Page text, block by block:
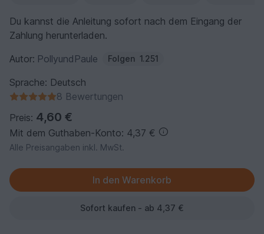
Du kannst die Anleitung sofort nach dem Eingang der
Zahlung herunterladen.
Autor: PollyundPaule Folgen 1.251
Sprache: Deutsch
8 Bewertungen
Preis: 4,60 €
Mit dem Guthaben-Konto: 4,37 €
Alle Preisangaben inkl. MwSt.
Sofort kaufen - ab 4,37 €